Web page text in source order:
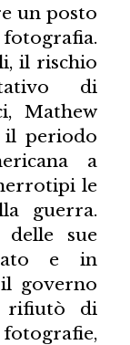
un posto
il rischio
di
Mathew
periodo
a
le
guerra.
delle sue
e in
governo
rifiutò di